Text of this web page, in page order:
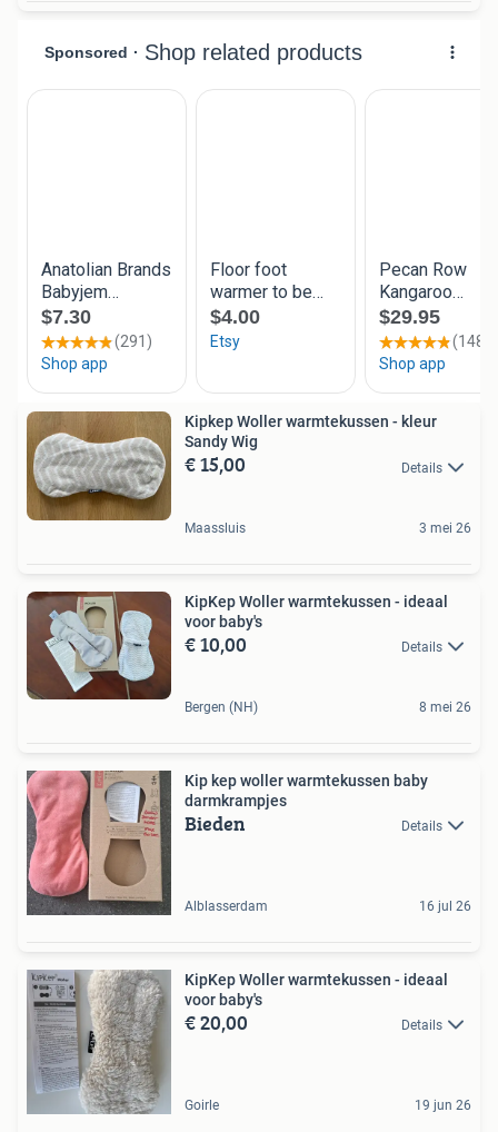
Kipkep Woller warmtekussen - kleur
Sandy Wig
€ 15,00 Details
Maassluis 3 mei 26
KipKep Woller warmtekussen - ideaal
voor baby's
€ 10,00 Details
Bergen (NH) 8 mei 26
Kip kep woller warmtekussen baby
darmkrampjes
Bieden Details
Alblasserdam 16 jul 26
KipKep Woller warmtekussen - ideaal
voor baby's
€ 20,00 Details
Goirle 19 jun 26